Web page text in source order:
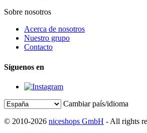
Sobre nosotros
Acerca de nosotros
Nuestro grupo
Contacto
Síguenos en
Cambiar país/idioma
© 2010-2026 niceshops GmbH - All rights